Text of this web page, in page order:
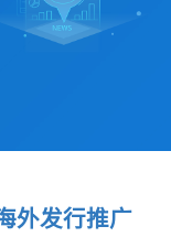
外发行推广